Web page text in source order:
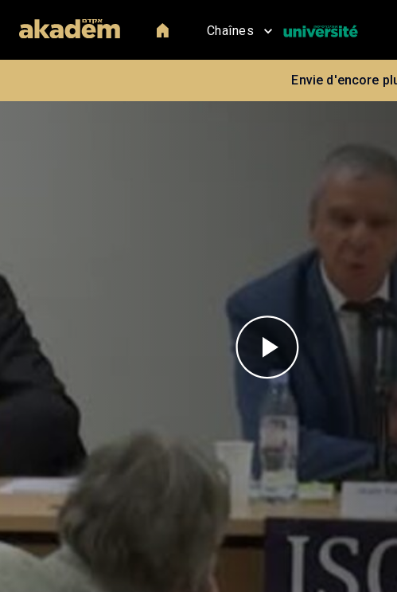
Chaînes
Envie d'encore